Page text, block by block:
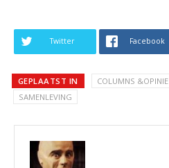
Twitter Facebook
GEPLAATST IN COLUMNS &OPINIE
SAMENLEVING